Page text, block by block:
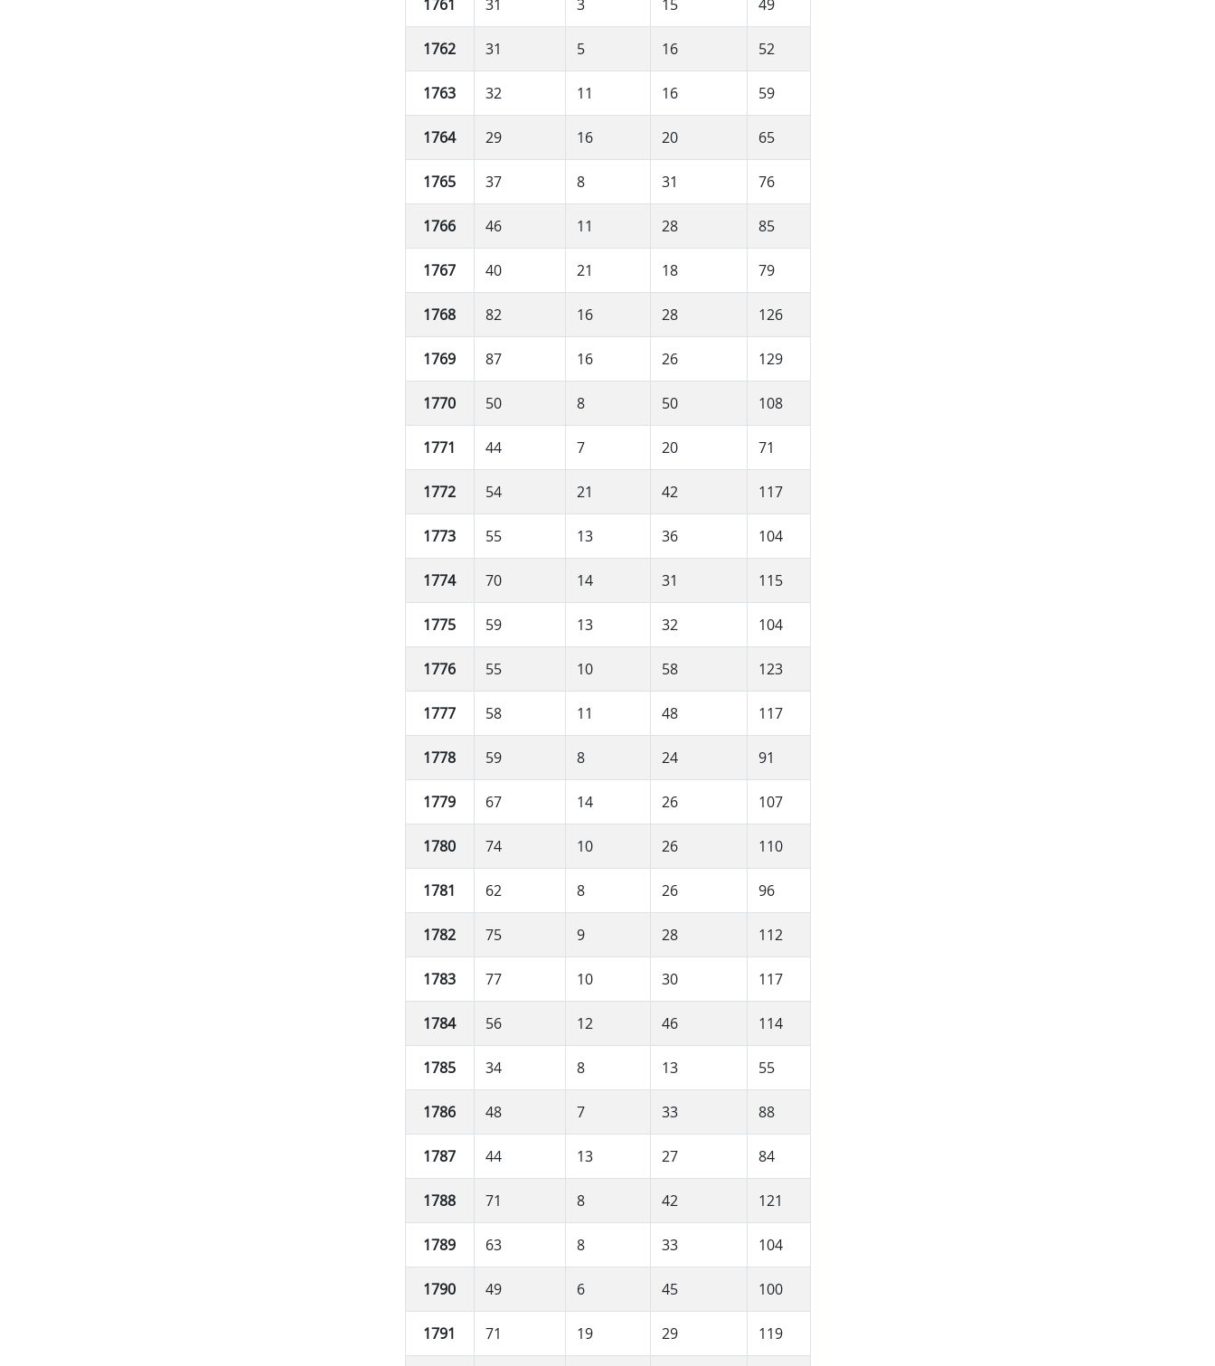
1761 31 3 15 49
1762 31 5 16 52
1763 32 11 16 59
1764 29 16 20 65
1765 37 8 31 76
1766 46 11 28 85
1767 40 21 18 79
1768 82 16 28 126
1769 87 16 26 129
1770 50 8 50 108
1771 44 7 20 71
1772 54 21 42 117
1773 55 13 36 104
1774 70 14 31 115
1775 59 13 32 104
1776 55 10 58 123
1777 58 11 48 117
1778 59 8 24 91
1779 67 14 26 107
1780 74 10 26 110
1781 62 8 26 96
1782 75 9 28 112
1783 77 10 30 117
1784 56 12 46 114
1785 34 8 13 55
1786 48 7 33 88
1787 44 13 27 84
1788 71 8 42 121
1789 63 8 33 104
1790 49 6 45 100
1791 71 19 29 119